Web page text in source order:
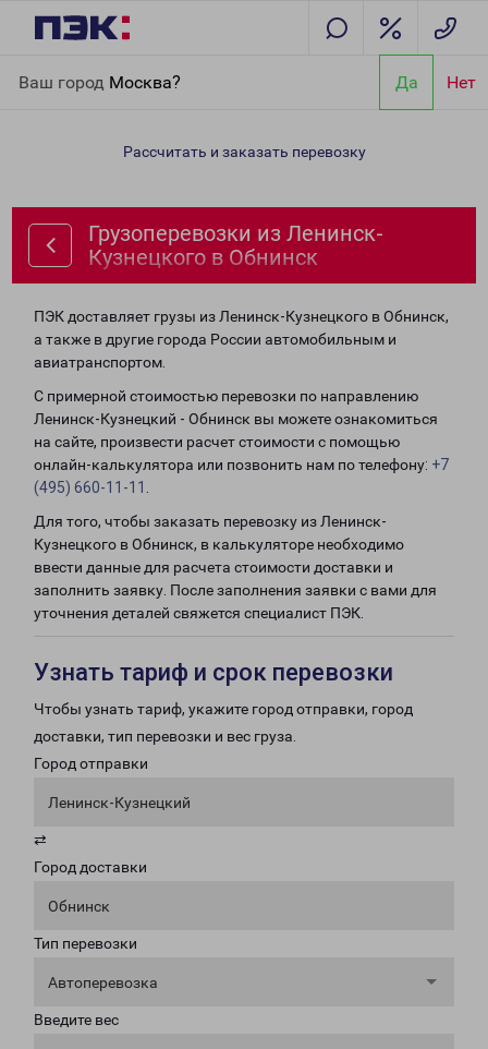
Ваш город Москва? Да Нет
Кузнецкого в Обнинск
Рассчитать и заказать перевозку
Грузоперевозки из Ленинск-
Кузнецкого в Обнинск
ПЭК доставляет грузы из Ленинск-Кузнецкого в Обнинск,
а также в другие города России автомобильным и
авиатранспортом.
С примерной стоимостью перевозки по направлению
Ленинск-Кузнецкий - Обнинск вы можете ознакомиться
на сайте, произвести расчет стоимости с помощью
онлайн-калькулятора или позвонить нам по телефону: +7
(495) 660-11-11
Для того, чтобы заказать перевозку из Ленинск-
Кузнецкого в Обнинск, в калькуляторе необходимо
ввести данные для расчета стоимости доставки и
заполнить заявку. После заполнения заявки с вами для
уточнения деталей свяжется специалист ПЭК.
Узнать тариф и срок перевозки
Чтобы узнать тариф, укажите город отправки, город
доставки, тип перевозки и вес груза.
Город отправки
Ленинск-Кузнецкий
⇄
Город доставки
Обнинск
Тип перевозки
Автоперевозка
Введите вес